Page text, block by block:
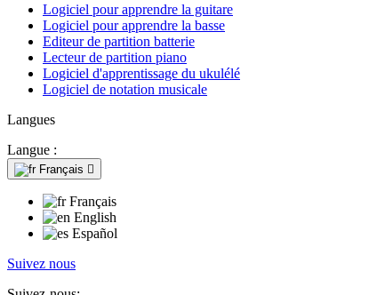
Logiciel pour apprendre la guitare
Logiciel pour apprendre la basse
Editeur de partition batterie
Lecteur de partition piano
Logiciel d'apprentissage du ukulélé
Logiciel de notation musicale
Langues
Langue :
Français 
Français
English
Español
Suivez nous